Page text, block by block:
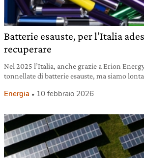
Batterie esauste, per l’Italia
recuperare
Nel 2025 l’Italia, anche grazie a Erion
tonnellate di batterie esauste, ma siamo
Energia 10 febbraio 2026